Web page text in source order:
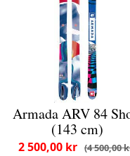
Armada ARV 84
(143 cm)
4 500,00
2 500,00 kr